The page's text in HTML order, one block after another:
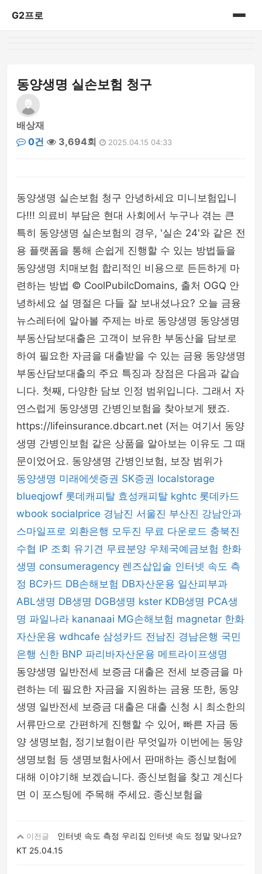
G2프로
동양생명 실손보험 청구
배상재
0건
3,694회 2025.04.15 04:33
동양생명 실손보험 청구 안녕하세요 미니보험입니
다!!! 의료비 부담은 현대 사회에서 누구나 겪는 큰
특히 동양생명 실손보험의 경우, '실손 24'와 같은 전
용 플랫폼을 통해 손쉽게 진행할 수 있는 방법들을
동양생명 치매보험 합리적인 비용으로 든든하게 마
련하는 방법 © CoolPubilcDomains, 출처 OGQ 안
녕하세요 설 명절은 다들 잘 보내셨나요? 오늘 금융
뉴스레터에 알아볼 주제는 바로 동양생명 동양생명
부동산담보대출은 고객이 보유한 부동산을 담보로
하여 필요한 자금을 대출받을 수 있는 금융 동양생명
부동산담보대출의 주요 특징과 장점은 다음과 같습
니다. 첫째, 다양한 담보 인정 범위입니다. 그래서 자
연스럽게 동양생명 간병인보험을 찾아보게 됐죠.
https://lifeinsurance.dbcart.net (저는 여기서 동양
생명 간병인보험 같은 상품을 알아보는 이유도 그 때
문이었어요. 동양생명 간병인보험, 보장 범위가
동양생명 미래에셋증권 SK증권 localstorage
blueqjowf 롯데캐피탈 효성캐피탈 kghtc 롯데카드
wbook socialprice 경남진 서울진 부산진 강남안과
스마일프로 외환은행 모두진 무료 다운로드 충북진
수협 IP 조회 유기견 무료분양 우체국예금보험 한화
생명 consumeragency 렌즈삽입술 인터넷 속도 측
정 BC카드 DB손해보험 DB자산운용 일산피부과
ABL생명 DB생명 DGB생명 kster KDB생명 PCA생
명 파일나라 kananaai MG손해보험 magnetar 한화
자산운용 wdhcafe 삼성카드 전남진 경남은행 국민
은행 신한 BNP 파리바자산운용 메트라이프생명
동양생명 일반전세 보증금 대출은 전세 보증금을 마
련하는 데 필요한 자금을 지원하는 금융 또한, 동양
생명 일반전세 보증금 대출은 대출 신청 시 최소한의
서류만으로 간편하게 진행할 수 있어, 빠른 자금 동
양 생명보험, 정기보험이란 무엇일까 이번에는 동양
생명보험 등 생명보험사에서 판매하는 종신보험에
대해 이야기해 보겠습니다. 종신보험을 찾고 계신다
면 이 포스팅에 주목해 주세요. 종신보험을
이전글
인터넷 속도 측정 우리집 인터넷 속도 정말 맞나요?
KT 25.04.15